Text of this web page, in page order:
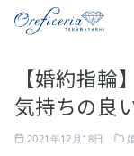
【婚約指輪
気持ちの良
2021年12月18日